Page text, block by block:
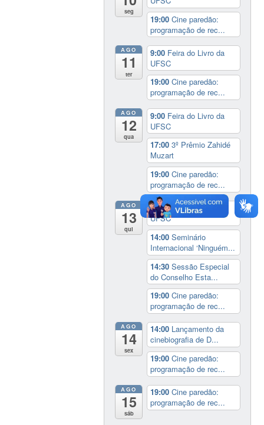
seg
19:00Cine paredão:
programação de rec...
AGO
11
ter
9:00 Feira do Livro da
UFSC
19:00Cine paredão:
programação de rec...
AGO
12
qua
9:00 Feira do Livro da
UFSC
17:003º Prêmio Zahidé
Muzart
19:00Cine paredão:
programação de rec...
AGO
13
qui
9:00Feira do Livro da
UFSC
14:00Seminário
Internacional ‘Ninguém...
14:30Sessão Especial
do Conselho Esta...
19:00Cine paredão:
programação de rec...
AGO
14
sex
14:00 Lançamento da
cinebiografia de D...
19:00Cine paredão:
programação de rec...
AGO
15
sáb
19:00Cine paredão:
programação de rec...